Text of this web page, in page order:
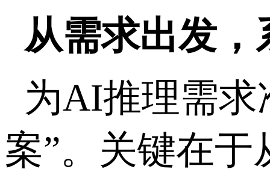
从需求出发，
为AI推理需求
案”。关键在